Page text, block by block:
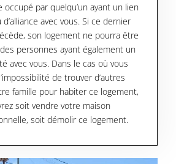
par quelqu’un ayant un lien
avec vous. Si ce dernier
son logement ne pourra être
personnes ayant également un
avec vous. Dans le cas où vous
de trouver d’autres
famille pour habiter ce logement,
soit vendre votre maison
soit démolir ce logement.